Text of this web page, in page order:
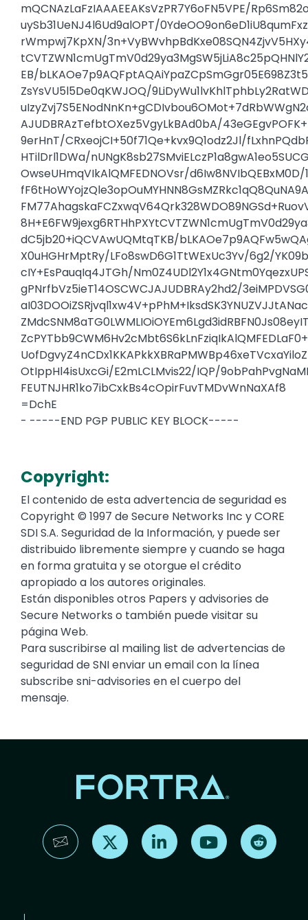
mQCNAzLaFzIAAAEEAKsVzPR7Y6oFN5VPE/
uySb31UeNJ4l6Ud9alOPT/
rWmpwj7KpXN/
EB/
ZsYsVU5l5De0qKWJOQ/
AJUDBRAzTefbtOXez5VgyLkBAd0bA/
9erHnT/CRxeojCI+50f71Qe+kvx9Q1odz2Jl/
HTilDrl1DWa/
OwseUHmqVIkAlQMFEDNOVsr/
dC5jb20+iQCVAwUQMtqTKB/
X0uHGHrMptRy/LFo8swD6G1TtWExUc3Yv/6g2/
cIY+EsPauqIq4JTGh/
gPNrfbVz5ieT14OSCWCJAJUDBRAy2hd2/
OtIppHl4isUxcGi/E2mLCLMvis22/IQP/
FEUTNJHR1ko7ibCxkBs4cOpirFuvTMDvWnNaXAf8
=DchE
- -----END PGP PUBLIC KEY BLOCK-----
Copyright:
El contenido de esta advertencia de seguridad es
Copyright © 1997 de Secure Networks Inc y CORE
SDI S.A. Seguridad de la Información, y puede ser
distribuido libremente siempre y cuando se haga
en forma gratuita y se otorgue el crédito
apropiado a los autores originales.
Están disponibles otros Papers y advisories de
Secure Networks o también puede visitar su
página Web.
Para suscribirse al mailing list de advertencias de
seguridad de SNI enviar un email con la línea
subscribe sni-advisories en el cuerpo del
mensaje.
Find us on X Find us on LinkedInFind us on YouTube